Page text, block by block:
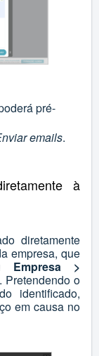
pré-
emails.
à
diretamente
empresa, que
Empresa >
. Pretendendo o
identificado,
em causa no